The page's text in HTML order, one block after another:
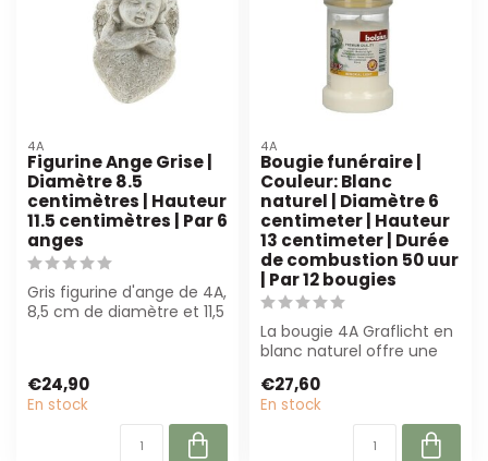
4A
Figurine Ange Grise |
Diamètre 8.5
centimètres | Hauteur
11.5 centimètres | Par 6
anges
Gris figurine d'ange de 4A,
8,5 cm de diamètre et 11,5
€24,90
En stock
4A
Bougie funéraire |
Couleur: Blanc
naturel | Diamètre 6
centimeter | Hauteur
13 centimeter | Durée
de combustion 50 uur
| Par 12 bougies
La bougie 4A Graflicht en
blanc naturel offre une
50 uur ...
€27,60
En stock